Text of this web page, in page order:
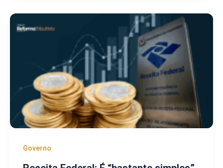
Governo